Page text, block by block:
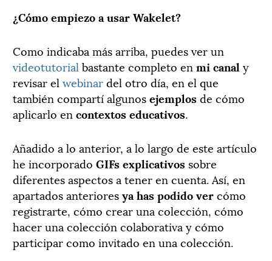
¿Cómo empiezo a usar Wakelet?
Como indicaba más arriba, puedes ver un
videotutorial bastante completo en mi canal y
revisar el webinardel otro día, en el que
también compartí algunosejemplosde cómo
aplicarlo en contextos educativos.
Añadido a lo anterior, a lo largo de este artículo
he incorporado GIFs explicativos sobre
diferentes aspectos a tener en cuenta. Así, en
apartados anterioresya has podido vercómo
registrarte, cómo crear una colección, cómo
hacer una colección colaborativa y cómo
participar como invitado en una colección.